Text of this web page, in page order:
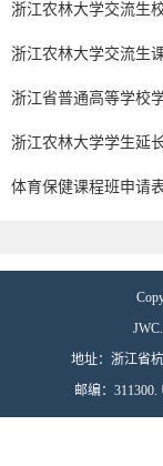
浙江农林大学交流生
浙江农林大学交流生
浙江省普通高等学校
浙江农林大学学生延
体育保健课程班申请
地址：浙江省
邮编：311300.